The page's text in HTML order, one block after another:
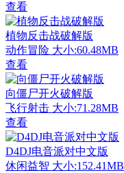
查看
植物反击战破解版
动作冒险 大小:60.48MB
查看
向僵尸开火破解版
飞行射击 大小:71.28MB
查看
D4DJ电音派对中文版
休闲益智 大小:152.41MB